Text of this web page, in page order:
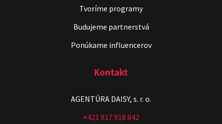
Tvoríme programy
Budujeme partnerstvá
Ponúkame influencerov
Kontakt
AGENTÚRA DAISY, s. r. o.
+421 917 918 842